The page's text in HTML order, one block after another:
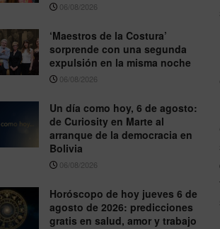
06/08/2026
‘Maestros de la Costura’
sorprende con una segunda
expulsión en la misma noche
06/08/2026
Un día como hoy, 6 de agosto:
de Curiosity en Marte al
arranque de la democracia en
Bolivia
06/08/2026
Horóscopo de hoy jueves 6 de
agosto de 2026: predicciones
gratis en salud, amor y trabajo